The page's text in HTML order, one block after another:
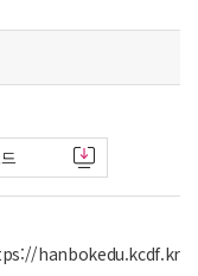
hanbokedu.kcdf.kr